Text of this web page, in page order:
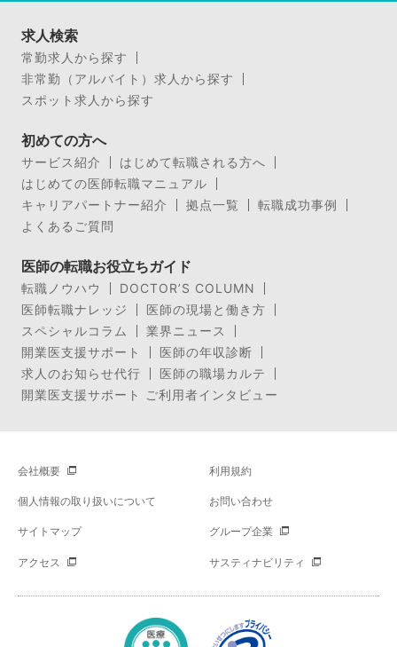
求人検索
常勤求人から探す
非常勤（アルバイト）求人から探す
スポット求人から探す
初めての方へ
サービス紹介
はじめて転職される方へ
はじめての医師転職マニュアル
キャリアパートナー紹介
拠点一覧
転職成功事例
よくあるご質問
医師の転職お役立ちガイド
転職ノウハウ
DOCTOR’S COLUMN
医師転職ナレッジ
医師の現場と働き方
スペシャルコラム
業界ニュース
開業医支援サポート
医師の年収診断
求人のお知らせ代行
医師の職場カルテ
開業医支援サポート ご利用者インタビュー
会社概要 利用規約
個人情報の取り扱いについて お問い合わせ
サイトマップ グループ企業
アクセス サスティナビリティ